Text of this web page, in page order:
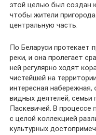
этой целью был создан
чтобы жители
центральную часть.
По Беларуси протекает
реки, и она пролегает
ней регулярно ходят
чистейшей на
интересная
видных деятелей, семьи
Паскевичей. В процессе
с целой коллекцией
культурных